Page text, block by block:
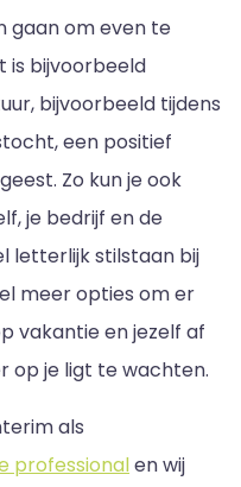
gaan om even te
is bijvoorbeeld
bijvoorbeeld tijdens
een positief
Zo kun je ook
je bedrijf en de
letterlijk stilstaan bij
meer opties om er
vakantie en jezelf af
op je ligt te wachten.
als
professionalen wij